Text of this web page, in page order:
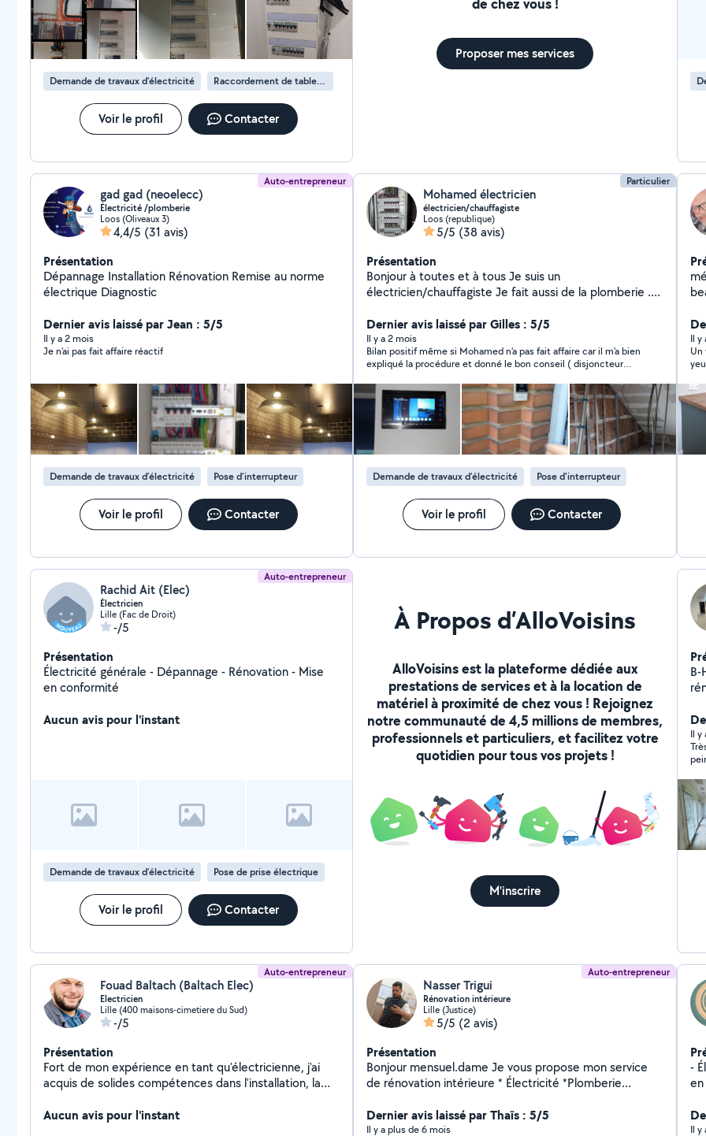
Demande de travaux d’électricité Raccordement de tableau électrique
Voir le profil Contacter
Proposer mes services
Auto-entrepreneur
gad gad (neoelecc)
Électricité /plomberie
Loos (Oliveaux 3)
4,4/5 (31 avis)
Présentation
Dépannage Installation Rénovation Remise au norme
électrique Diagnostic
Dernier avis laissé par Jean : 5/5
Il y a 2 mois
Je n’ai pas fait affaire réactif
Demande de travaux d’électricité Pose d'interrupteur
Voir le profil Contacter
Particulier
Mohamed électricien
électricien/chauffagiste
Loos (republique)
5/5 (38 avis)
Présentation
Bonjour à toutes et à tous Je suis un
électricien/chauffagiste Je fait aussi de la plomberie .
électrique ou pour renouveler votre installation et pour
des dépannage de chaudière..... A bientôt
Dernier avis laissé par Gilles : 5/5
Il y a 2 mois
Bilan positif même si Mohamed n'a pas fait affaire car il m'a bien
expliqué la procédure et donné le bon conseil ( disjoncteur
Demande de travaux d’électricité Pose d'interrupteur
Voir le profil Contacter
Il y
Un
Auto-entrepreneur
Rachid Ait (Elec)
Électricien
Lille (Fac de Droit)
-/5
Présentation
Électricité générale - Dépannage - Rénovation - Mise
en conformité
Aucun avis pour l'instant
Demande de travaux d’électricité Pose de prise électrique
Voir le profil Contacter
À Propos d’AlloVoisins
AlloVoisins est la plateforme dédiée aux
prestations de services et à la location de
matériel à proximité de chez vous ! Rejoignez
notre communauté de 4,5 millions de membres,
professionnels et particuliers, et facilitez votre
quotidien pour tous vos projets !
M'inscrire
B-
Plâtrerie
Il y
et
Auto-entrepreneur
Fouad Baltach (Baltach Elec)
Electricien
Lille (400 maisons-cimetiere du Sud)
-/5
Présentation
Fort de mon expérience en tant qu'électricienne, j'ai
acquis de solides compétences dans l'installation, la
excellente maîtrise de la lecture de plans électriques
Aucun avis pour l'instant
Auto-entrepreneur
Nasser Trigui
Rénovation intérieure
Lille (Justice)
5/5 (2 avis)
Présentation
Bonjour mensuel.dame Je vous propose mon service
de rénovation intérieure * Électricité *Plomberie
Carrelage/ parquet ... N'hésitez pas à me contacter sur
mon numéro professionnel pour plus d'informations *
Dernier avis laissé par Thaïs : 5/5
Il y a plus de 6 mois
-
en
Il y